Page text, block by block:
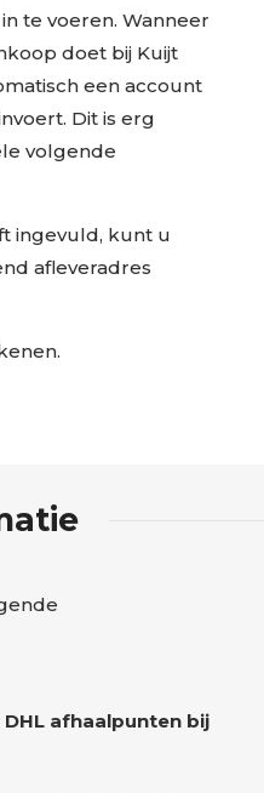
te voeren. Wanneer
doet bij Kuijt
een account
Dit is erg
volgende
ingevuld, kunt u
afleveradres
DHL afhaalpunten bij